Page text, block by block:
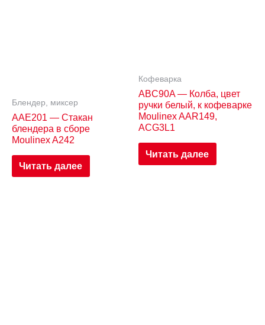
Блендер, миксер
AAE201 — Стакан
блендера в сборе
Moulinex A242
Читать далее
Кофеварка
ABC90A — Колба, цвет
ручки белый, к кофеварке
Moulinex AAR149,
ACG3L1
Читать далее